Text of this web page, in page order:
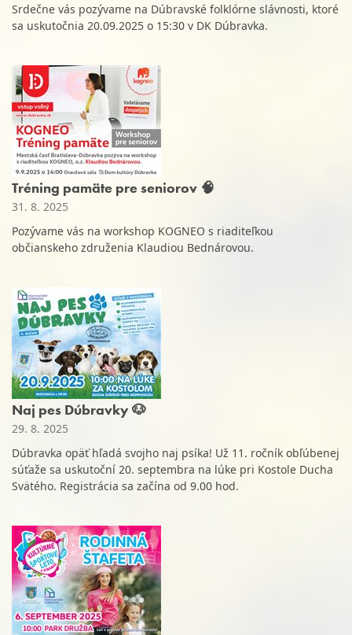
Srdečne vás pozývame na Dúbravské folklórne slávnosti, ktoré
sa uskutočnia 20.09.2025 o 15:30 v DK Dúbravka.
Tréning pamäte pre seniorov 🧠
31. 8. 2025
Pozývame vás na workshop KOGNEO s riaditeľkou
občianskeho združenia Klaudiou Bednárovou.
Naj pes Dúbravky 🐶
29. 8. 2025
Dúbravka opäť hľadá svojho naj psíka! Už 11. ročník obľúbenej
súťaže sa uskutoční 20. septembra na lúke pri Kostole Ducha
Svätého. Registrácia sa začína od 9.00 hod.